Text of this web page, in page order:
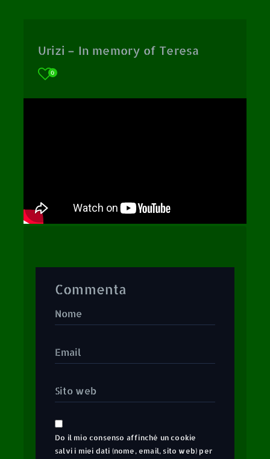
Urizi – In memory of Teresa
0
Commenta
Do il mio consenso affinché un cookie
salvi i miei dati (nome, email, sito web) per